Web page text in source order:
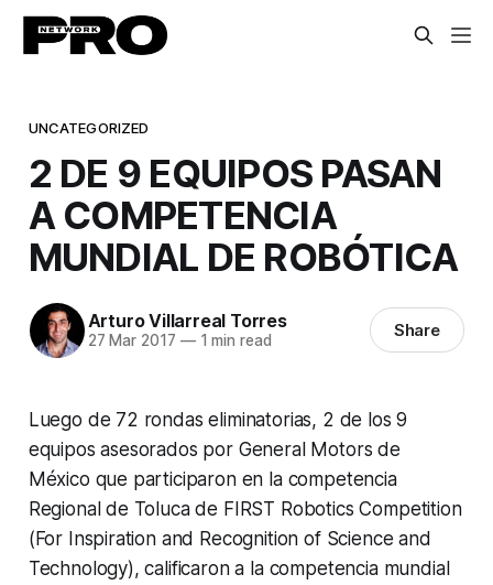
UNCATEGORIZED
2 DE 9 EQUIPOS PASAN
A COMPETENCIA
MUNDIAL DE ROBÓTICA
Arturo Villarreal Torres
27 Mar 2017 —1 min read Share
Luego de 72 rondas eliminatorias, 2 de los 9
equipos asesorados por General Motors de
México que participaron en la competencia
Regional de Toluca de FIRST Robotics Competition
(For Inspiration and Recognition of Science and
Technology), calificaron a la competencia mundial